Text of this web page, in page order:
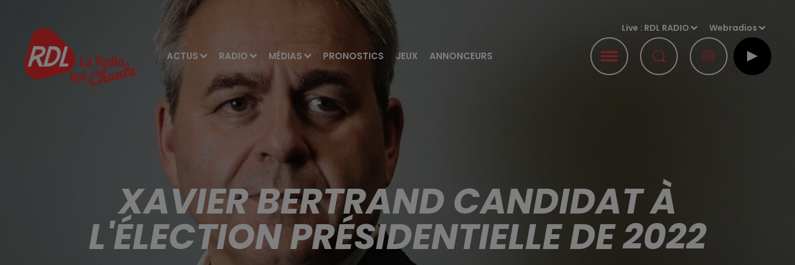
ACTUS RADIO MÉDIAS PRONOSTICS JEUX ANNONCEURS
Live : RDL RADIO Webradios
XAVIER BERTRAND CANDIDAT À
L'ÉLECTION PRÉSIDENTIELLE DE 2022